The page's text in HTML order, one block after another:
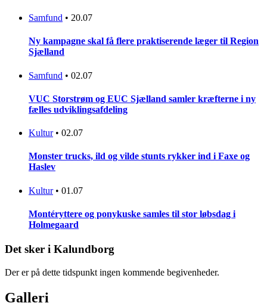
Samfund • 20.07
Ny kampagne skal få flere praktiserende læger til Region
Sjælland
Samfund • 02.07
VUC Storstrøm og EUC Sjælland samler kræfterne i ny
fælles udviklingsafdeling
Kultur • 02.07
Monster trucks, ild og vilde stunts rykker ind i Faxe og
Haslev
Kultur • 01.07
Montéryttere og ponykuske samles til stor løbsdag i
Holmegaard
Det sker i Kalundborg
Der er på dette tidspunkt ingen kommende begivenheder.
Galleri